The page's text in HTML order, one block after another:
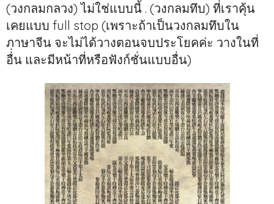
(วงกลมกลวง) ไม่ใช่แบบนี้ . (วงกลมทึบ) ที่เราคุ้น
เคยแบบ full stop (เพราะถ้าเป็นวงกลมทึบใน
ภาษาจีน จะไม่ได้วางตอนจบประโยคค่ะ วางในที่
อื่่น และมีหน้าที่หรือฟังก์ชั่นแบบอื่น)